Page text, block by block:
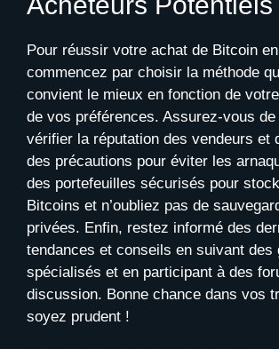
Pour réussir votre achat de Bitcoin
commencez par choisir la méthode
convient le mieux en fonction de
de vos préférences. Assurez-vous de
vérifier la réputation des vendeurs et
des précautions pour éviter les
des portefeuilles sécurisés pour
Bitcoins et n’oubliez pas de
privées. Enfin, restez informé des
tendances et conseils en suivant des
spécialisés et en participant à des
discussion. Bonne chance dans vos
soyez prudent !